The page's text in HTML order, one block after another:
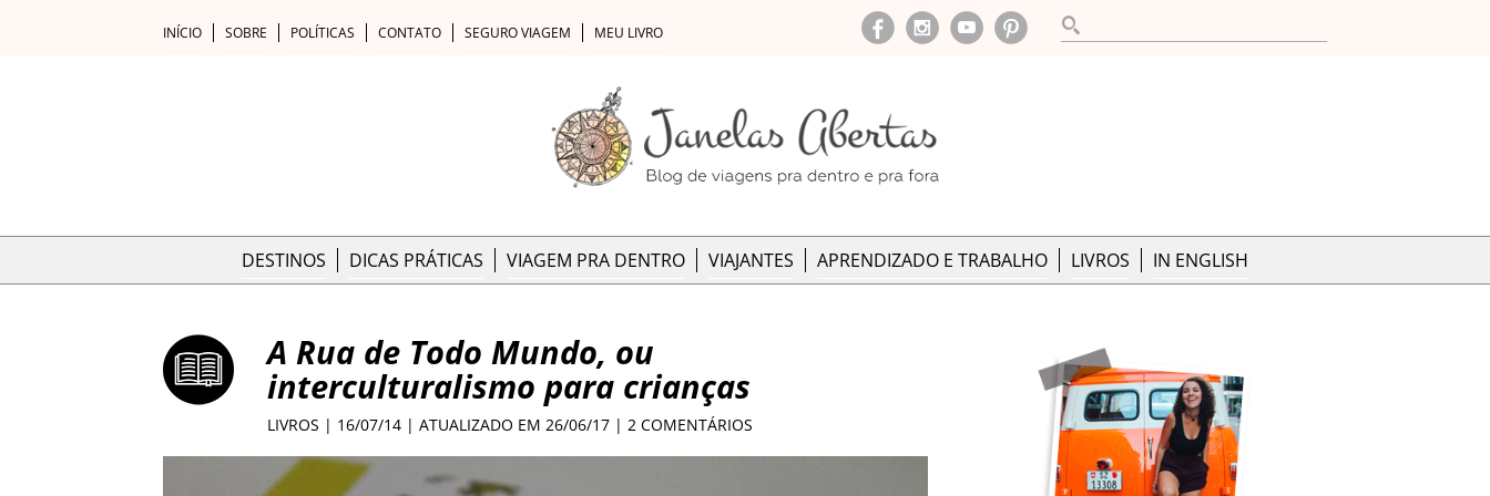
INÍCIO SOBRE POLÍTICAS CONTATO SEGURO VIAGEM MEU LIVRO
DESTINOS DICAS PRÁTICAS VIAGEM PRA DENTRO VIAJANTES APRENDIZADO E TRABALHO LIVROS IN ENGLISH
A Rua de Todo Mundo, ou
interculturalismo para crianças
LIVROS | 16/07/14 | ATUALIZADO EM 26/06/17 | 2 COMENTÁRIOS